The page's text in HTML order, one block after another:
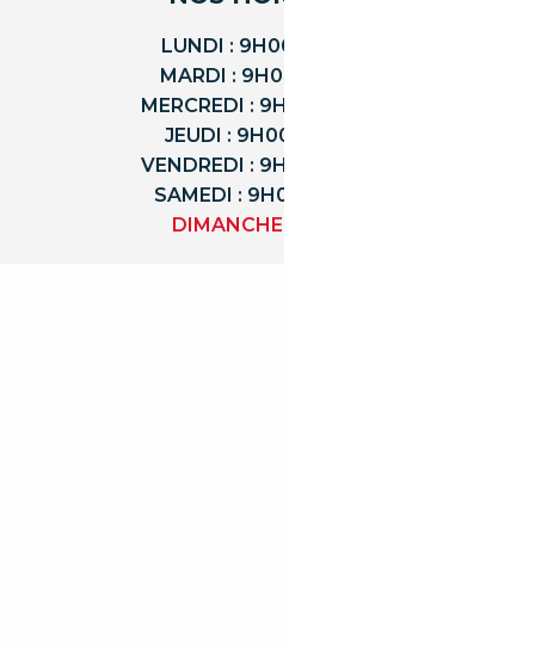
LUNDI : 9H00 - 18H00
MARDI : 9H00 - 18H00
MERCREDI : 9H00 - 18H00
JEUDI : 9H00 - 18H00
VENDREDI : 9H00 - 18H00
SAMEDI : 9H00 - 12H00
DIMANCHE : FERMÉ